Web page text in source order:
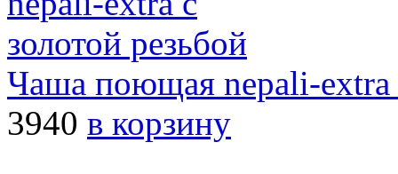
Чаша поющая nepali-extra
3940 в корзину